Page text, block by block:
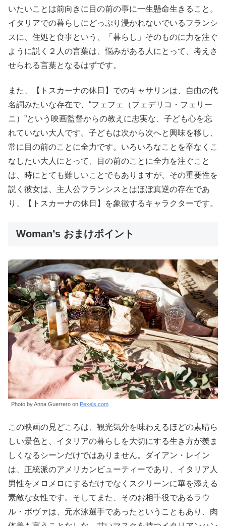
いたいことは前向きに目の前の事に一生懸命生きること。
イタリアでの暮らしにどっぷり浸かれないでいるフランシ
スに、住処と食事という、「暮らし」そのものに力を注ぐ
ように説く２人の言葉は、悩みがある人にとって、考えさ
せられる言葉となるはずです。
また、【トスカーナの休日】でのキャサリンは、自由の代
名詞みたいな存在で、“フェフェ（フェデリコ・フェリー
ニ）”という映画監督からの教えに忠実な、子ども心を忘
れていない大人です。子どもは次から次へと興味を移し、
常に目の前のことに全力です。いろいろなことを卒なくこ
なしたい大人にとって、目の前のことに全力を注ぐこと
は、時にとても難しいことでもありますが、その重要性を
説く彼女は、主人公フランシスとはほぼ真逆の存在であ
り、【トスカーナの休日】を象徴するキャラクターです。
Woman’s おまけポイント
Photo by Anna Guerrero on Pexels.com
この映画の見どころは、観光気分を味わえるほどの素晴ら
しい景色と、イタリアの暮らしを大切にする生き方が羨ま
しくなるシーンだけではありません。ダイアン・レイン
は、正統派のアメリカンビューティーであり、イタリア人
男性をメロメロにするだけでなくスクリーンに華を添える
素敵な女性です。そしてまた、そのお相手役であるラウ
ル・ボヴァは、元水泳選手であったということもあり、肉